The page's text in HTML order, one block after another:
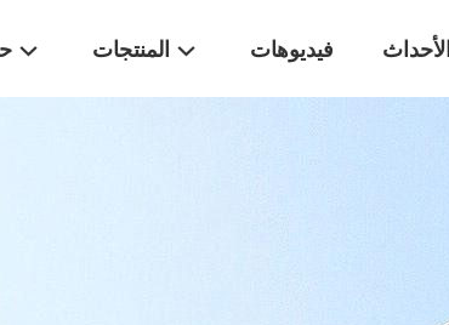
المنتجات فيديوهات الأحداث